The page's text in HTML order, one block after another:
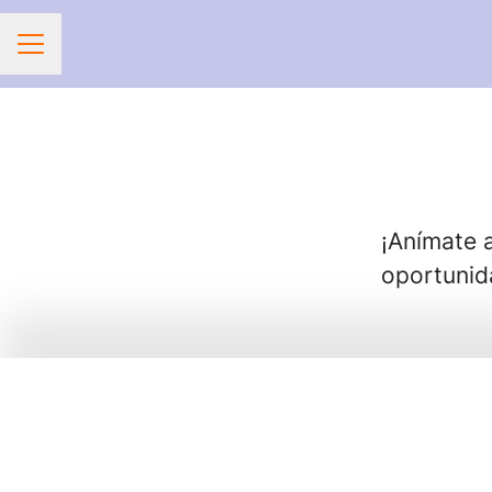
Menú de empleo
¡Anímate